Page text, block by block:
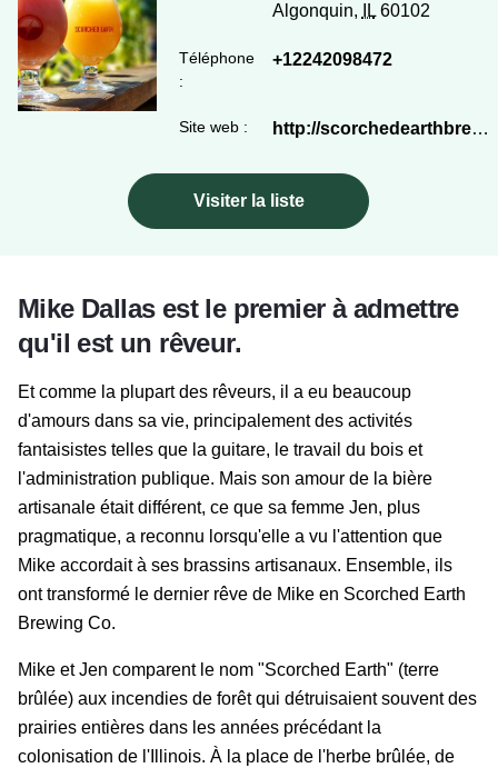
Algonquin,
IL60102
Téléphone
:
+12242098472
Site web : http://scorchedearthbrewing.com
Visiter la liste
Mike Dallas est le premier à admettre
qu'il est un rêveur.
Et comme la plupart des rêveurs, il a eu beaucoup
d'amours dans sa vie, principalement des activités
fantaisistes telles que la guitare, le travail du bois et
l'administration publique. Mais son amour de la bière
artisanale était différent, ce que sa femme Jen, plus
pragmatique, a reconnu lorsqu'elle a vu l'attention que
Mike accordait à ses brassins artisanaux. Ensemble, ils
ont transformé le dernier rêve de Mike en Scorched Earth
Brewing Co.
Mike et Jen comparent le nom "Scorched Earth" (terre
brûlée) aux incendies de forêt qui détruisaient souvent des
prairies entières dans les années précédant la
colonisation de l'Illinois. À la place de l'herbe brûlée, de